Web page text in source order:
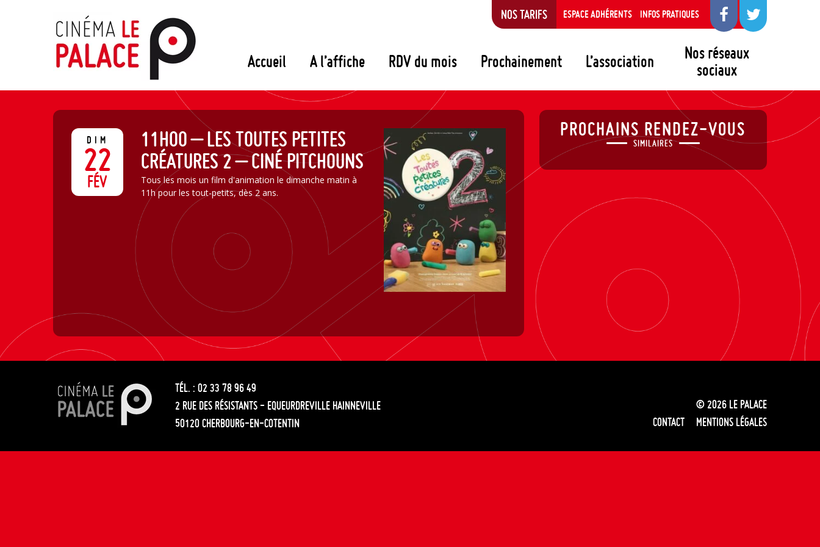
Accueil A l’affiche RDV du mois Prochainement L’association
Nos réseaux
sociaux
NOS TARIFS ESPACE ADHÉRENTS INFOS PRATIQUES
DIM
22
FÉV
11H00 – LES TOUTES PETITES
CRÉATURES 2 – CINÉ PITCHOUNS
Tous les mois un film d'animation le dimanche matin à
11h pour les tout-petits, dès 2 ans.
PROCHAINS RENDEZ-VOUS
SIMILAIRES
© 2026 LE PALACE
CONTACT
MENTIONS LÉGALES
TÉL. : 02 33 78 96 49
2 RUE DES RÉSISTANTS - EQUEURDREVILLE HAINNEVILLE
50120 CHERBOURG-EN-COTENTIN